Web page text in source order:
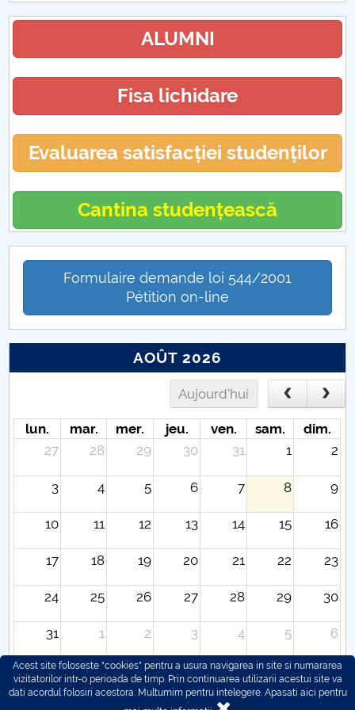
ALUMNI
Fisa lichidare
Evaluarea satisfacției studenților
Cantina studențească
Formulaire demande loi 544/2001
Pétition on-line
AOÛT 2026
Aujourd'hui
lun. mar. mer. jeu. ven. sam.
dim.
27
28 29 30 31 1 2
3 4 5 6 7 8 9
10 11 12 13 14 15 16
17 18 19 20 21 22 23
24 25 26 27 28 29 30
31 1 2 3 4 5 6
Acest site foloseste "cookies" pentru a usura navigarea in site si numararea
vizitatorilor intr-o perioada de timp. Prin continuarea utilizarii acestui site va
dati acordul folosiri acestora. Multumim pentru intelegere. Apasati aici pentru